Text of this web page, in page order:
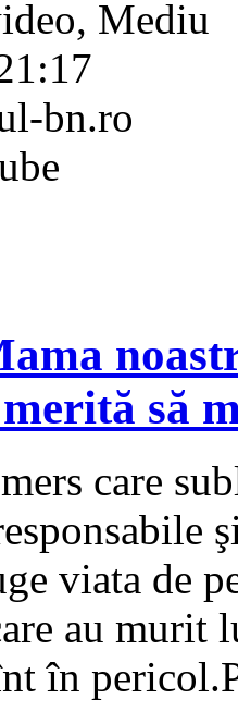
Mediu
bn.ro
să
care
viata de
au murit
în